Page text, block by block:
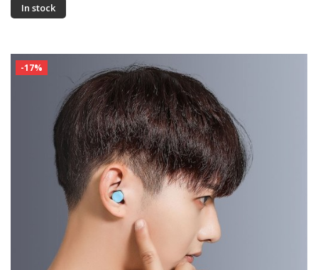
In stock
-17%